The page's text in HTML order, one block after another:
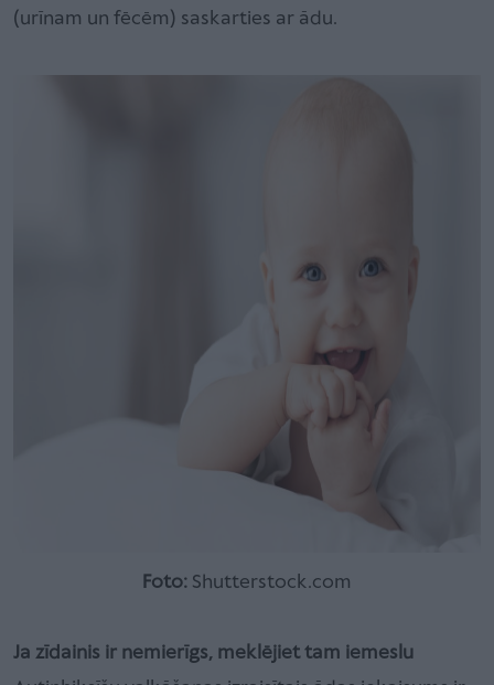
(urīnam un fēcēm) saskarties ar ādu.
Foto: Shutterstock.com
Ja zīdainis ir nemierīgs, meklējiet tam iemeslu